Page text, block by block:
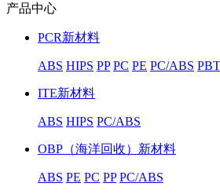
产品中心
PCR新材料
ABS HIPS PP PC PE PC/ABS PBT
ITE新材料
ABS HIPS PC/ABS
OBP（海洋回收）新材料
ABS PE PC PP PC/ABS